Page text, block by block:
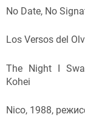
No Date, No
Los Versos del
The Night I
Kohei
Nico, 1988,